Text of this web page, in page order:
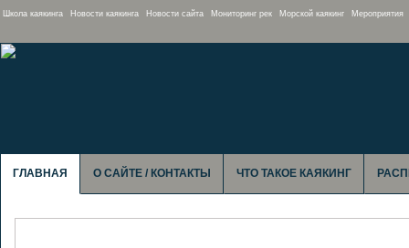
Школа каякинга Новости каякинга Новости сайта Мониторинг рек Морской каякинг Мероприятия
ГЛАВНАЯ О САЙТЕ / КОНТАКТЫ ЧТО ТАКОЕ КАЯКИНГ